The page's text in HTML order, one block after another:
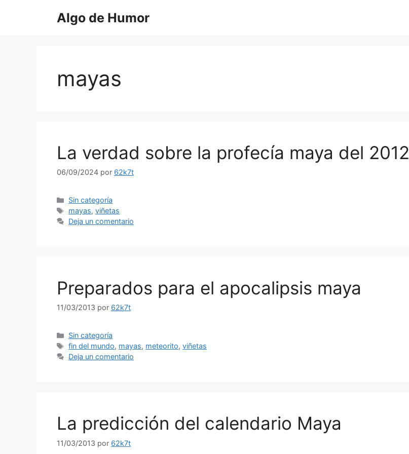
Algo de Humor
mayas
La verdad sobre la profecía maya del 2012
06/09/2024 por 62k7t
Categorías
Sin categoría
Etiquetas
mayas,viñetas
Deja un comentario
Preparados para el apocalipsis maya
11/03/2013 por 62k7t
Categorías
Sin categoría
Etiquetas
fin del mundo, mayas, meteorito,viñetas
Deja un comentario
La predicción del calendario Maya
11/03/2013 por 62k7t